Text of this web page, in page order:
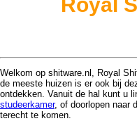
Welkom op shitware.nl, Royal
de meeste huizen is er ook bij
ontdekken. Vanuit de hal kunt u
studeerkamer, of doorlopen naar
terecht te komen.